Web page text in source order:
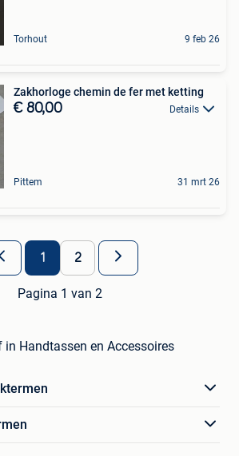
Torhout 9 feb 26
Zakhorloge chemin de fer met ketting
€ 80,00 Details
Pittem 31 mrt 26
1 2
Pagina 1 van 2
Handtassen en Accessoires